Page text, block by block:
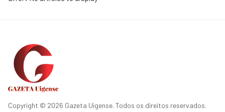
Copyright © 2026 Gazeta Uigense. Todos os direitos reservados.